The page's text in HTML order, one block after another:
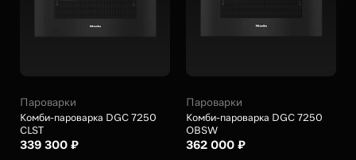
Пароварки
Комби-пароварка DGC 7250
CLST
339 300 ₽
Пароварки
Комби-пароварка DGC 7250
OBSW
362 000 ₽